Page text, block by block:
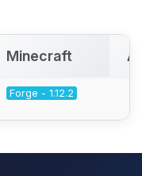
Minecraft
Forge - 1.12.2